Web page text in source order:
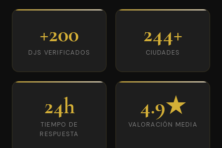
+200
DJS VERIFICADOS
244+
CIUDADES
24h
TIEMPO DE
RESPUESTA
4.9★
VALORACIÓN MEDIA